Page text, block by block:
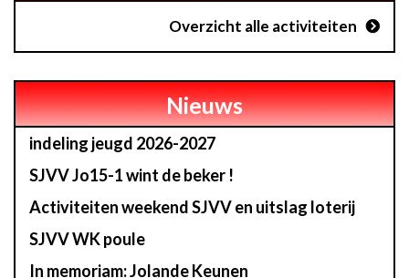
Overzicht alle activiteiten
Nieuws
indeling jeugd 2026-2027
SJVV Jo15-1 wint de beker !
Activiteiten weekend SJVV en uitslag loterij
SJVV WK poule
In memoriam: Jolande Keunen